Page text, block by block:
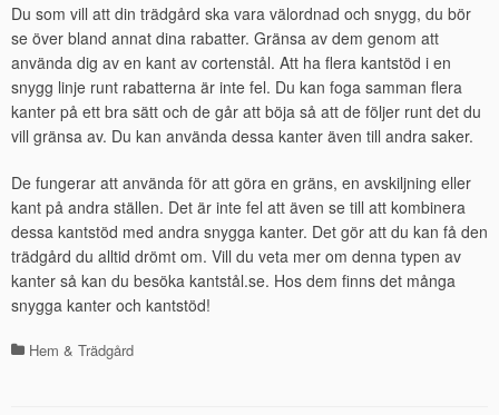
Du som vill att din trädgård ska vara välordnad och snygg, du bör
se över bland annat dina rabatter. Gränsa av dem genom att
använda dig av en kant av cortenstål. Att ha flera kantstöd i en
snygg linje runt rabatterna är inte fel. Du kan foga samman flera
kanter på ett bra sätt och de går att böja så att de följer runt det du
vill gränsa av. Du kan använda dessa kanter även till andra saker.
De fungerar att använda för att göra en gräns, en avskiljning eller
kant på andra ställen. Det är inte fel att även se till att kombinera
dessa kantstöd med andra snygga kanter. Det gör att du kan få den
trädgård du alltid drömt om. Vill du veta mer om denna typen av
kanter så kan du besöka kantstål.se. Hos dem finns det många
snygga kanter och kantstöd!
Kategorier
Hem & Trädgård